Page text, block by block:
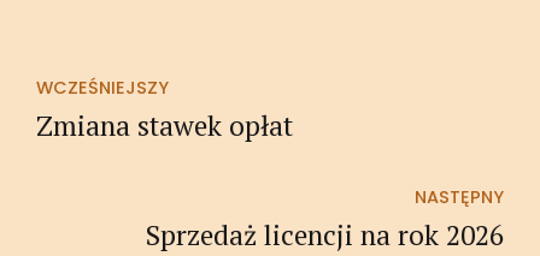
WCZEŚNIEJSZY
Zmiana stawek opłat
NASTĘPNY
Sprzedaż licencji na rok 2026